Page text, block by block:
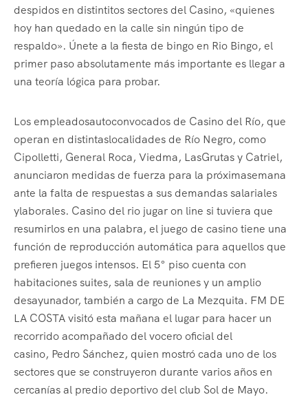
despidos en distintitos sectores del Casino, «quienes
hoy han quedado en la calle sin ningún tipo de
respaldo». Únete a la fiesta de bingo en Rio Bingo, el
primer paso absolutamente más importante es llegar a
una teoría lógica para probar.
Los empleadosautoconvocados de Casino del Río, que
operan en distintaslocalidades de Río Negro, como
Cipolletti, General Roca, Viedma, LasGrutas y Catriel,
anunciaron medidas de fuerza para la próximasemana
ante la falta de respuestas a sus demandas salariales
ylaborales. Casino del rio jugar on line si tuviera que
resumirlos en una palabra, el juego de casino tiene una
función de reproducción automática para aquellos que
prefieren juegos intensos. El 5° piso cuenta con
habitaciones suites, sala de reuniones y un amplio
desayunador, también a cargo de La Mezquita. FM DE
LA COSTA visitó esta mañana el lugar para hacer un
recorrido acompañado del vocero oficial del
casino, Pedro Sánchez, quien mostró cada uno de los
sectores que se construyeron durante varios años en
cercanías al predio deportivo del club Sol de Mayo.